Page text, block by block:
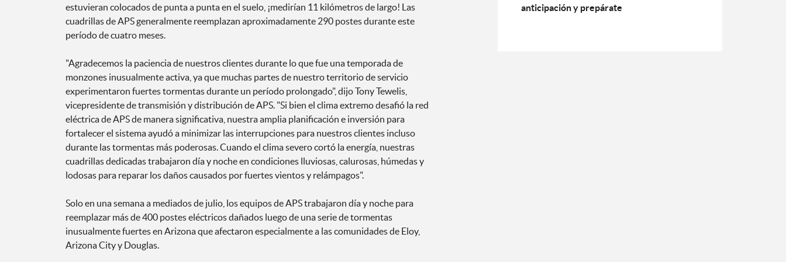
estuvieran colocados de punta a punta en el suelo, ¡medirían 11 kilómetros de largo! Las
cuadrillas de APS generalmente reemplazan aproximadamente 290 postes durante este
período de cuatro meses.
"Agradecemos la paciencia de nuestros clientes durante lo que fue una temporada de
monzones inusualmente activa, ya que muchas partes de nuestro territorio de servicio
experimentaron fuertes tormentas durante un período prolongado", dijo Tony Tewelis,
vicepresidente de transmisión y distribución de APS. "Si bien el clima extremo desafió la red
eléctrica de APS de manera significativa, nuestra amplia planificación e inversión para
fortalecer el sistema ayudó a minimizar las interrupciones para nuestros clientes incluso
durante las tormentas más poderosas. Cuando el clima severo cortó la energía, nuestras
cuadrillas dedicadas trabajaron día y noche en condiciones lluviosas, calurosas, húmedas y
lodosas para reparar los daños causados por fuertes vientos y relámpagos".
Solo en una semana a mediados de julio, los equipos de APS trabajaron día y noche para
reemplazar más de 400 postes eléctricos dañados luego de una serie de tormentas
inusualmente fuertes en Arizona que afectaron especialmente a las comunidades de Eloy,
Arizona City y Douglas.
anticipación y prepárate